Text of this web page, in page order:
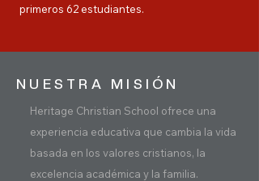
primeros 62 estudiantes.
NUESTRA MISIÓN
Heritage Christian School ofrece una
experiencia educativa que cambia la vida
basada en los valores cristianos, la
excelencia académica y la familia.